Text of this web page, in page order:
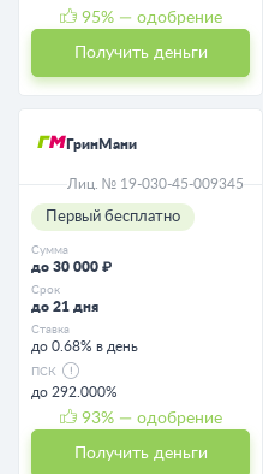
95% — одобрение
Получить деньги
ГринМани
Лиц. № 19-030-45-009345
Первый бесплатно
Сумма
до 30 000 ₽
Срок
до 21 дня
Ставка
до 0.68% в день
ПСК
до 292.000%
93% — одобрение
Получить деньги